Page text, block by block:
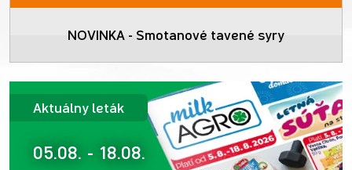
NOVINKA - Smotanové tavené syry
Aktuálny leták
05.08. - 18.08.